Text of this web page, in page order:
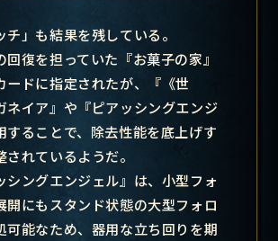
チ」も結果を残している。
回復を担っていた『お菓子の家』
ードに指定されたが、『《世
ネイア』や『ピアッシングエンジ
することで、除去性能を底上げす
れているようだ。
シングエンジェル』は、小型フォ
開にもスタンド状態の大型フォロ
可能なため、器用な立ち回りを期